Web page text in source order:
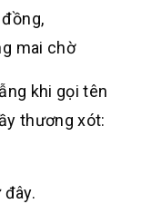
mai chờ
khi gọi tên
thương xót: